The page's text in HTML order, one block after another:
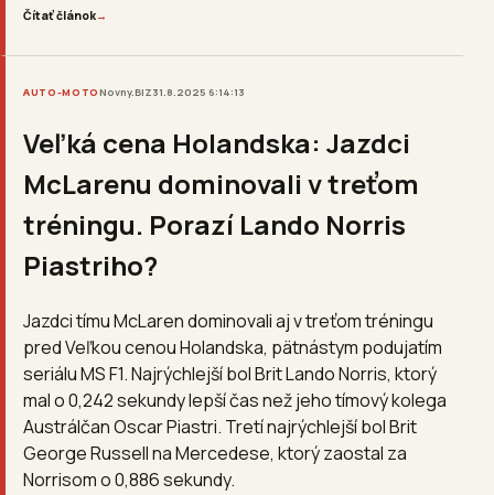
Čítať článok→
AUTO-MOTONovny.BIZ31.8.2025 6:14:13
Veľká cena Holandska: Jazdci
McLarenu dominovali v treťom
tréningu. Porazí Lando Norris
Piastriho?
Jazdci tímu McLaren dominovali aj v treťom tréningu
pred Veľkou cenou Holandska, pätnástym podujatím
seriálu MS F1. Najrýchlejší bol Brit Lando Norris, ktorý
mal o 0,242 sekundy lepší čas než jeho tímový kolega
Austrálčan Oscar Piastri. Tretí najrýchlejší bol Brit
George Russell na Mercedese, ktorý zaostal za
Norrisom o 0,886 sekundy.